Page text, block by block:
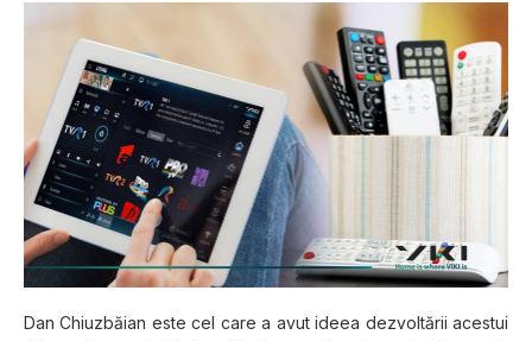
Dan Chiuzbăian este cel care a avut ideea dezvoltării acestui